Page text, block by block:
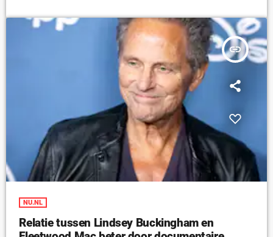
insert_link
NU.NL
Relatie tussen Lindsey Buckingham en